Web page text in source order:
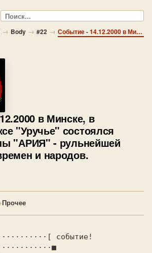
Поиск
→ Body → #22 → Событие - 14.12.2000 в Минске, в спорткомплексе "Уручье" состоялся концерт группы "АРИЯ" - рульнейшей группы всех времен и народов.
в Минске, в
"Уручье" состоялся
"АРИЯ" - рульнейшей
и народов.
Прочее